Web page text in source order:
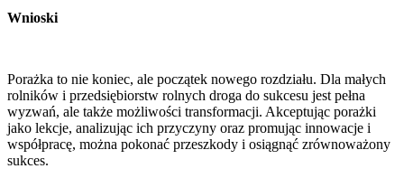
Wnioski
Porażka to nie koniec, ale początek nowego rozdziału. Dla małych
rolników i przedsiębiorstw rolnych droga do sukcesu jest pełna
wyzwań, ale także możliwości transformacji. Akceptując porażki
jako lekcje, analizując ich przyczyny oraz promując innowacje i
współpracę, można pokonać przeszkody i osiągnąć zrównoważony
sukces.